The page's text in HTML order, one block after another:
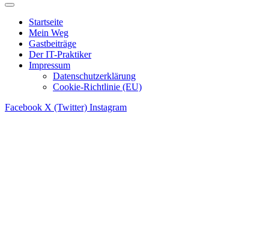
Startseite
Mein Weg
Gastbeiträge
Der IT-Praktiker
Impressum
Datenschutzerklärung
Cookie-Richtlinie (EU)
Facebook X (Twitter) Instagram